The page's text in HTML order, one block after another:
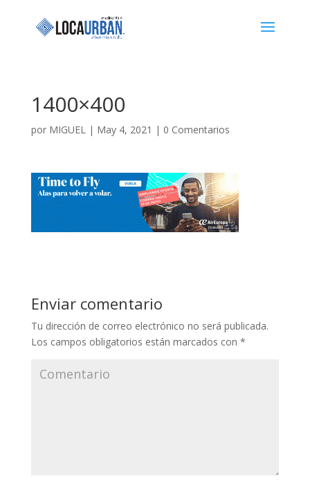
1400×400
por MIGUEL| May 4, 2021 | 0 Comentarios
Enviar comentario
Tu dirección de correo electrónico no será publicada.
Los campos obligatorios están marcados con *